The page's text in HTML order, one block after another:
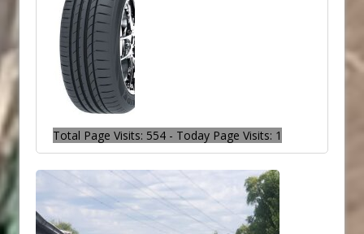
Total Page Visits: 554 - Today Page Visits: 1